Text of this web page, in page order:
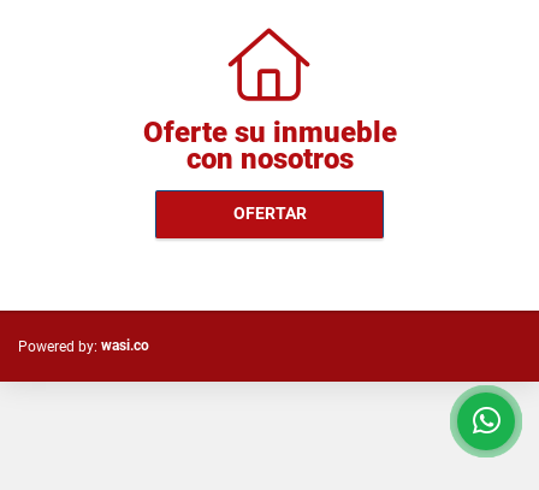
Oferte su inmueble
con nosotros
OFERTAR
Powered by: wasi.co